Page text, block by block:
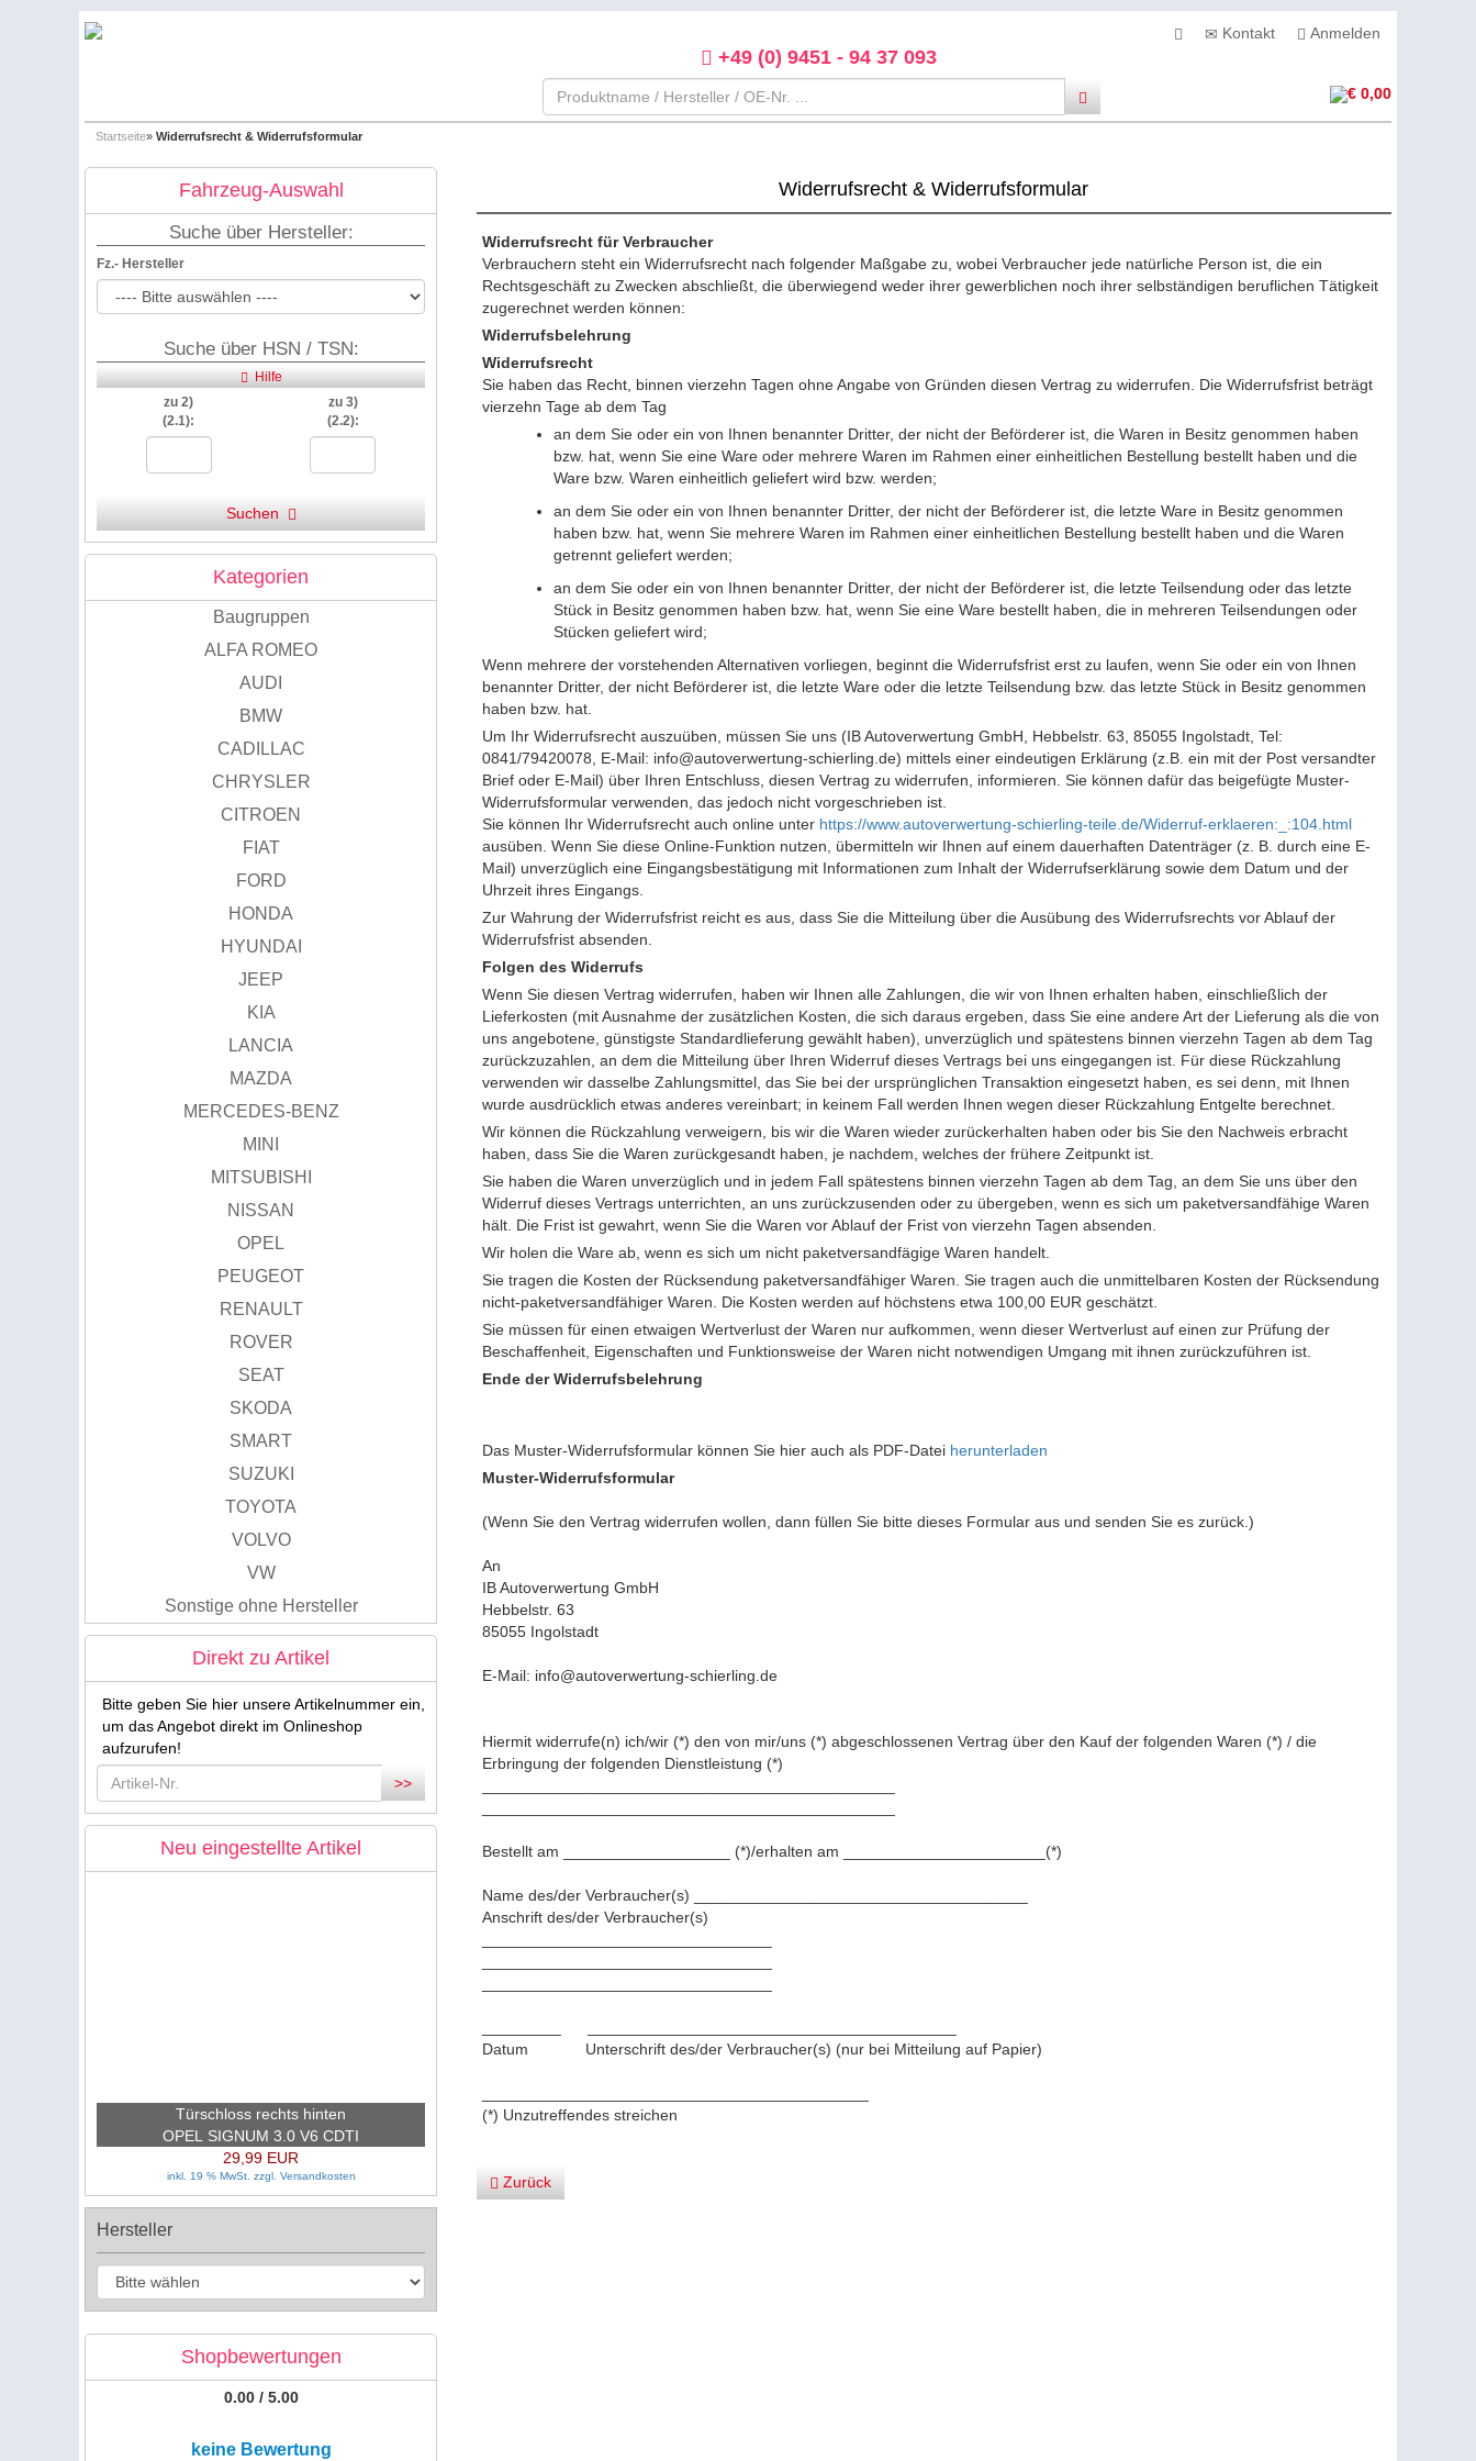
Kontakt Anmelden
+49 (0) 9451 - 94 37 093
€ 0,00
Startseite» Widerrufsrecht & Widerrufsformular
Fahrzeug-Auswahl
Suche über Hersteller:
Fz.- Hersteller
Suche über HSN / TSN:
Hilfe
zu 2)
(2.1):
zu 3)
(2.2):
Suchen
Kategorien
Baugruppen
ALFA ROMEO
AUDI
BMW
CADILLAC
CHRYSLER
CITROEN
FIAT
FORD
HONDA
HYUNDAI
JEEP
KIA
LANCIA
MAZDA
MERCEDES-BENZ
MINI
MITSUBISHI
NISSAN
OPEL
PEUGEOT
RENAULT
ROVER
SEAT
SKODA
SMART
SUZUKI
TOYOTA
VOLVO
VW
Sonstige ohne Hersteller
Direkt zu Artikel
Bitte geben Sie hier unsere Artikelnummer ein,
um das Angebot direkt im Onlineshop
aufzurufen!
>>
Neu eingestellte Artikel
Türschloss rechts hinten
OPEL SIGNUM 3.0 V6 CDTI
29,99 EUR
inkl. 19 % MwSt. zzgl. Versandkosten
Hersteller
Shopbewertungen
0.00 / 5.00
keine Bewertung
Widerrufsrecht & Widerrufsformular
Widerrufsrecht für Verbraucher
Verbrauchern steht ein Widerrufsrecht nach folgender Maßgabe zu, wobei Verbraucher jede natürliche Person ist, die ein
Rechtsgeschäft zu Zwecken abschließt, die überwiegend weder ihrer gewerblichen noch ihrer selbständigen beruflichen Tätigkeit
zugerechnet werden können:
Widerrufsbelehrung
Widerrufsrecht
Sie haben das Recht, binnen vierzehn Tagen ohne Angabe von Gründen diesen Vertrag zu widerrufen. Die Widerrufsfrist beträgt
vierzehn Tage ab dem Tag
an dem Sie oder ein von Ihnen benannter Dritter, der nicht der Beförderer ist, die Waren in Besitz genommen haben
bzw. hat, wenn Sie eine Ware oder mehrere Waren im Rahmen einer einheitlichen Bestellung bestellt haben und die
Ware bzw. Waren einheitlich geliefert wird bzw. werden;
an dem Sie oder ein von Ihnen benannter Dritter, der nicht der Beförderer ist, die letzte Ware in Besitz genommen
haben bzw. hat, wenn Sie mehrere Waren im Rahmen einer einheitlichen Bestellung bestellt haben und die Waren
getrennt geliefert werden;
an dem Sie oder ein von Ihnen benannter Dritter, der nicht der Beförderer ist, die letzte Teilsendung oder das letzte
Stück in Besitz genommen haben bzw. hat, wenn Sie eine Ware bestellt haben, die in mehreren Teilsendungen oder
Stücken geliefert wird;
Wenn mehrere der vorstehenden Alternativen vorliegen, beginnt die Widerrufsfrist erst zu laufen, wenn Sie oder ein von Ihnen
benannter Dritter, der nicht Beförderer ist, die letzte Ware oder die letzte Teilsendung bzw. das letzte Stück in Besitz genommen
haben bzw. hat.
Um Ihr Widerrufsrecht auszuüben, müssen Sie uns (IB Autoverwertung GmbH, Hebbelstr. 63, 85055 Ingolstadt, Tel:
0841/79420078, E-Mail: info@autoverwertung-schierling.de) mittels einer eindeutigen Erklärung (z.B. ein mit der Post versandter
Brief oder E-Mail) über Ihren Entschluss, diesen Vertrag zu widerrufen, informieren. Sie können dafür das beigefügte Muster-
Widerrufsformular verwenden, das jedoch nicht vorgeschrieben ist.
Sie können Ihr Widerrufsrecht auch online unter https://www.autoverwertung-schierling-teile.de/Widerruf-erklaeren:_:104.html
ausüben. Wenn Sie diese Online-Funktion nutzen, übermitteln wir Ihnen auf einem dauerhaften Datenträger (z. B. durch eine E-
Mail) unverzüglich eine Eingangsbestätigung mit Informationen zum Inhalt der Widerrufserklärung sowie dem Datum und der
Uhrzeit ihres Eingangs.
Zur Wahrung der Widerrufsfrist reicht es aus, dass Sie die Mitteilung über die Ausübung des Widerrufsrechts vor Ablauf der
Widerrufsfrist absenden.
Folgen des Widerrufs
Wenn Sie diesen Vertrag widerrufen, haben wir Ihnen alle Zahlungen, die wir von Ihnen erhalten haben, einschließlich der
Lieferkosten (mit Ausnahme der zusätzlichen Kosten, die sich daraus ergeben, dass Sie eine andere Art der Lieferung als die von
uns angebotene, günstigste Standardlieferung gewählt haben), unverzüglich und spätestens binnen vierzehn Tagen ab dem Tag
zurückzuzahlen, an dem die Mitteilung über Ihren Widerruf dieses Vertrags bei uns eingegangen ist. Für diese Rückzahlung
verwenden wir dasselbe Zahlungsmittel, das Sie bei der ursprünglichen Transaktion eingesetzt haben, es sei denn, mit Ihnen
wurde ausdrücklich etwas anderes vereinbart; in keinem Fall werden Ihnen wegen dieser Rückzahlung Entgelte berechnet.
Wir können die Rückzahlung verweigern, bis wir die Waren wieder zurückerhalten haben oder bis Sie den Nachweis erbracht
haben, dass Sie die Waren zurückgesandt haben, je nachdem, welches der frühere Zeitpunkt ist.
Sie haben die Waren unverzüglich und in jedem Fall spätestens binnen vierzehn Tagen ab dem Tag, an dem Sie uns über den
Widerruf dieses Vertrags unterrichten, an uns zurückzusenden oder zu übergeben, wenn es sich um paketversandfähige Waren
hält. Die Frist ist gewahrt, wenn Sie die Waren vor Ablauf der Frist von vierzehn Tagen absenden.
Wir holen die Ware ab, wenn es sich um nicht paketversandfägige Waren handelt.
Sie tragen die Kosten der Rücksendung paketversandfähiger Waren. Sie tragen auch die unmittelbaren Kosten der Rücksendung
nicht-paketversandfähiger Waren. Die Kosten werden auf höchstens etwa 100,00 EUR geschätzt.
Sie müssen für einen etwaigen Wertverlust der Waren nur aufkommen, wenn dieser Wertverlust auf einen zur Prüfung der
Beschaffenheit, Eigenschaften und Funktionsweise der Waren nicht notwendigen Umgang mit ihnen zurückzuführen ist.
Ende der Widerrufsbelehrung
Das Muster-Widerrufsformular können Sie hier auch als PDF-Datei herunterladen
Muster-Widerrufsformular
(Wenn Sie den Vertrag widerrufen wollen, dann füllen Sie bitte dieses Formular aus und senden Sie es zurück.)
An
IB Autoverwertung GmbH
Hebbelstr. 63
85055 Ingolstadt
E-Mail: info@autoverwertung-schierling.de
Hiermit widerrufe(n) ich/wir (*) den von mir/uns (*) abgeschlossenen Vertrag über den Kauf der folgenden Waren (*) / die
Erbringung der folgenden Dienstleistung (*)
Bestellt am ___________________ (*)/erhalten am _______________________(*)
Name des/der Verbraucher(s) ______________________________________
Anschrift des/der Verbraucher(s)
Datum Unterschrift des/der Verbraucher(s) (nur bei Mitteilung auf Papier)
(*) Unzutreffendes streichen
Zurück